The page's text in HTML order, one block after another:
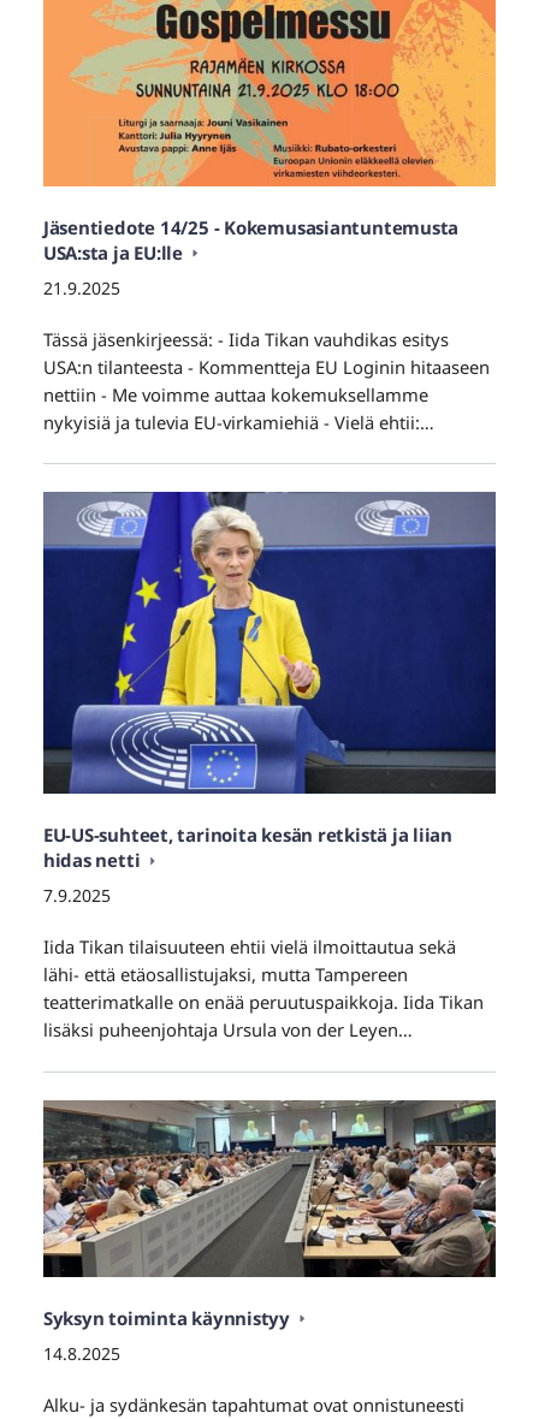
Jäsentiedote 14/25 - Kokemusasiantuntemusta
USA:sta ja EU:lle
21.9.2025
Tässä jäsenkirjeessä: - Iida Tikan vauhdikas esitys
USA:n tilanteesta - Kommentteja EU Loginin hitaaseen
nettiin - Me voimme auttaa kokemuksellamme
nykyisiä ja tulevia EU-virkamiehiä - Vielä ehtii:…
EU-US-suhteet, tarinoita kesän retkistä ja liian
hidas netti
7.9.2025
Iida Tikan tilaisuuteen ehtii vielä ilmoittautua sekä
lähi- että etäosallistujaksi, mutta Tampereen
teatterimatkalle on enää peruutuspaikkoja. Iida Tikan
lisäksi puheenjohtaja Ursula von der Leyen…
Syksyn toiminta käynnistyy
14.8.2025
Alku- ja sydänkesän tapahtumat ovat onnistuneesti